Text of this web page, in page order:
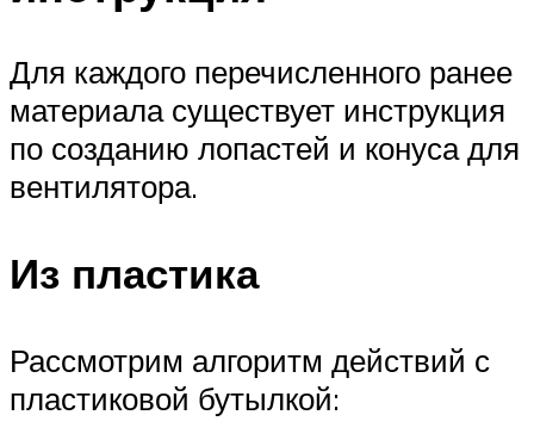
Для каждого перечисленного ранее
материала существует инструкция
по созданию лопастей и конуса для
вентилятора.
Из пластика
Рассмотрим алгоритм действий с
пластиковой бутылкой: